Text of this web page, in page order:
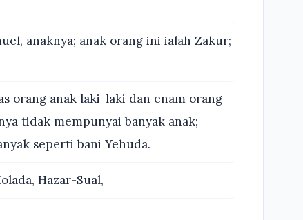
anaknya; anak orang ini ialah Zakur;
orang anak laki-laki dan enam orang
tidak mempunyai banyak anak;
seperti bani Yehuda.
Hazar-Sual,